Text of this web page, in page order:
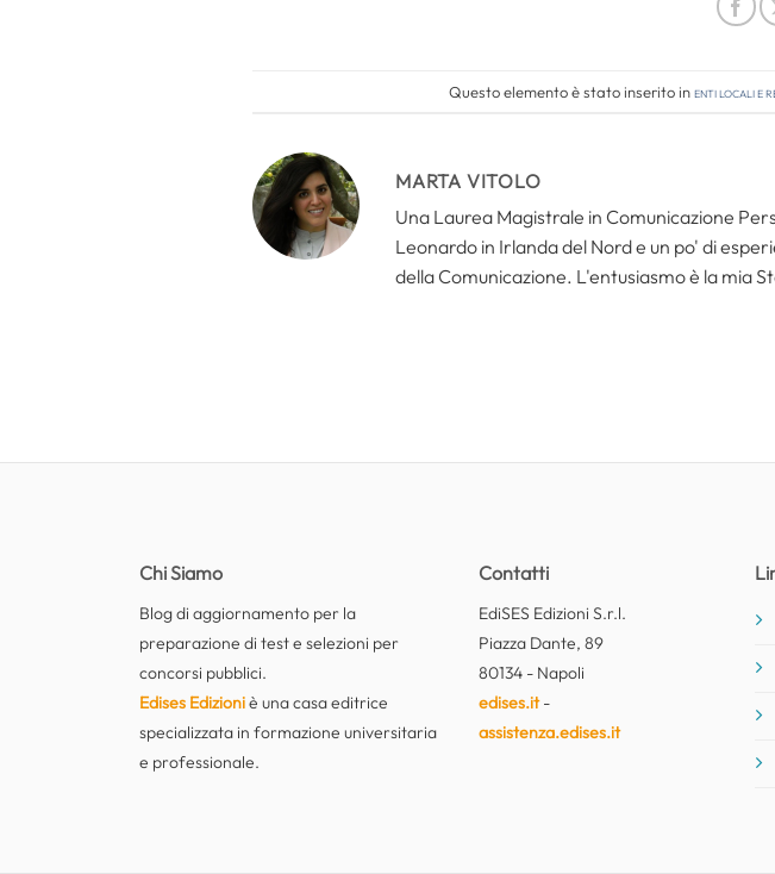
Questo elemento è stato inserito inEnti locali e
MARTA VITOLO
Una Laurea Magistrale in Comunicazione
Leonardo in Irlanda del Nord e un po' di
della Comunicazione. L'entusiasmo è la mia
Chi Siamo
Blog di aggiornamento per la
preparazione di test e selezioni per
concorsi pubblici.
Edises Edizioniè una casa editrice
specializzata in formazione universitaria
e professionale.
Contatti
EdiSES Edizioni S.r.l.
Piazza Dante, 89
80134 - Napoli
edises.it-
assistenza.edises.it